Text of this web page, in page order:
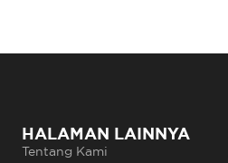
HALAMAN LAINNYA
Tentang Kami